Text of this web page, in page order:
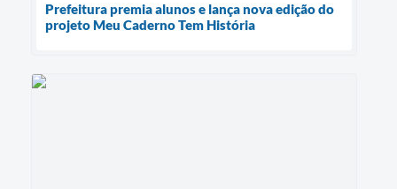
Prefeitura premia alunos e lança nova edição do
projeto Meu Caderno Tem História